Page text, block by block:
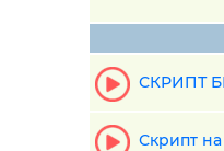
СКРИПТ
Скрипт